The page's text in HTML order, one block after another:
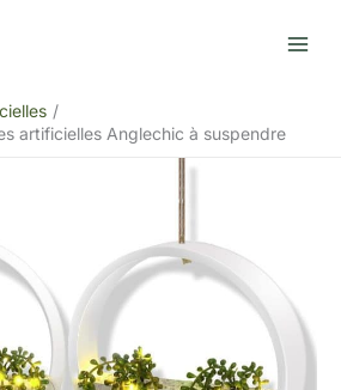
artificielles Anglechic à suspendre